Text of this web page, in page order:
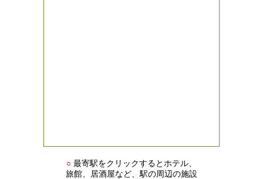
○ 最寄駅をクリックするとホテル、
旅館、居酒屋など、駅の周辺の施設